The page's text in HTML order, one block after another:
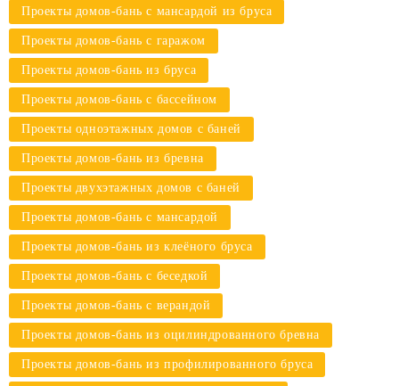
Проекты домов-бань с мансардой из бруса
Проекты домов-бань с гаражом
Проекты домов-бань из бруса
Проекты домов-бань с бассейном
Проекты одноэтажных домов с баней
Проекты домов-бань из бревна
Проекты двухэтажных домов с баней
Проекты домов-бань с мансардой
Проекты домов-бань из клеёного бруса
Проекты домов-бань с беседкой
Проекты домов-бань с верандой
Проекты домов-бань из оцилиндрованного бревна
Проекты домов-бань из профилированного бруса